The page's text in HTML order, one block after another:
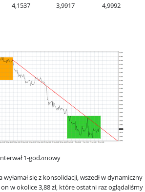
4,1537 3,9917 4,9992
1-godzinowy
się z konsolidacji, wszedł w dynamiczny
w okolice 3,88 zł, które ostatni raz oglądaliśmy